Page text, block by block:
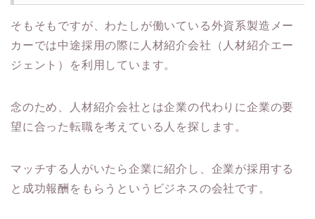
そもそもですが、わたしが働いている外資系製造メー
カーでは中途採用の際に人材紹介会社（人材紹介エー
ジェント）を利用しています。
念のため、人材紹介会社とは企業の代わりに企業の要
望に合った転職を考えている人を探します。
マッチする人がいたら企業に紹介し、企業が採用する
と成功報酬をもらうというビジネスの会社です。